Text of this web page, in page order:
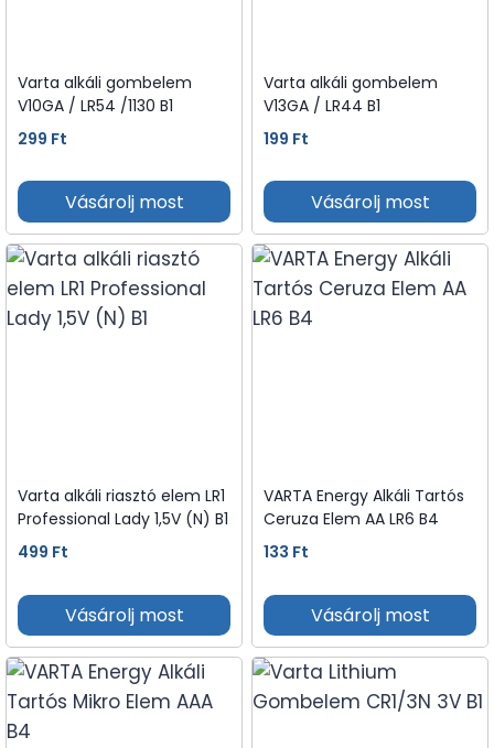
Varta alkáli gombelem
V10GA / LR54 /1130 B1
299 Ft
Vásárolj most
Varta alkáli gombelem
V13GA / LR44 B1
199 Ft
Vásárolj most
Varta alkáli riasztó elem LR1
Professional Lady 1,5V (N) B1
499 Ft
Vásárolj most
VARTA Energy Alkáli Tartós
Ceruza Elem AA LR6 B4
133 Ft
Vásárolj most